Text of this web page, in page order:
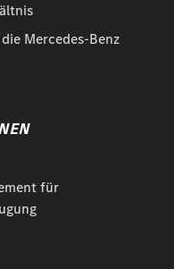
Mercedes-Benz
für